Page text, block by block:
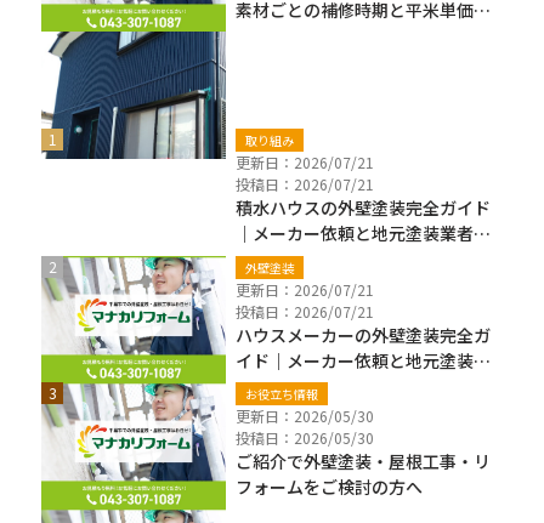
素材ごとの補修時期と平米単価も
新着ブログ
取り組み
更新日：2026/07/21
投稿日：2026/07/21
積水ハウスの外壁塗装完全ガイド
｜メーカー依頼と地元塗装業者の
違い・費用・保証確認【千葉県】
外壁塗装
更新日：2026/07/21
投稿日：2026/07/21
ハウスメーカーの外壁塗装完全ガ
イド｜メーカー依頼と地元塗装業
者の違い・費用・注意点【千葉
県】
お役立ち情報
更新日：2026/05/30
投稿日：2026/05/30
ご紹介で外壁塗装・屋根工事・リ
フォームをご検討の方へ